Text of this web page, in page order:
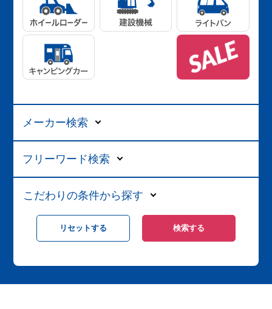
メーカー検索
フリーワード検索
こだわりの条件から探す